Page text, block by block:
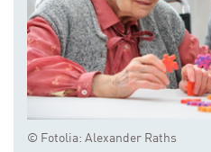
© Fotolia: Alexander Raths